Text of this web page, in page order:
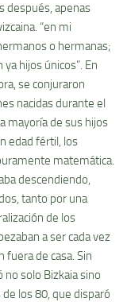
después, apenas
“en mi
o hermanas;
hijos únicos”. En
se conjuraron
nacidas durante el
mayoría de sus hijos
edad fértil, los
matemática.
descendiendo,
tanto por una
de los
a ser cada vez
fuera de casa. Sin
no solo Bizkaia sino
los 80, que disparó